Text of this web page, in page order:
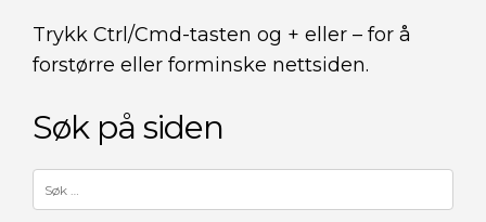
Trykk Ctrl/Cmd-tasten og + eller – for å
forstørre eller forminske nettsiden.
Søk på siden
etter: